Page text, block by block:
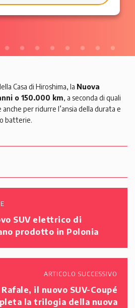
Casa di Hiroshima, la Nuova
o 150.000 km, a seconda di quali
per ridurre l’ansia della durata e
batterie.
SUV elettrico di
prodotto in Polonia
ARTICOLO SUCCESSIVO
il nuovo SUV-Coupé
la trilogia della nuova